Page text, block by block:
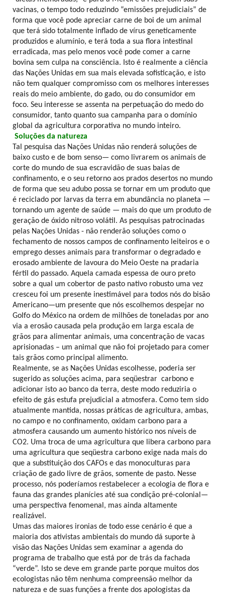
vacinas, o tempo todo reduzindo “emissões prejudiciais” de
forma que você pode apreciar carne de boi de um animal
que terá sido totalmente inflado de vírus geneticamente
produzidos e alumínio, e terá toda a sua flora intestinal
erradicada, mas pelo menos você pode comer a carne
bovina sem culpa na consciência. Isto é realmente a ciência
das Nações Unidas em sua mais elevada sofisticação, e isto
não tem qualquer compromisso com os melhores interesses
reais do meio ambiente, do gado, ou do consumidor em
foco. Seu interesse se assenta na perpetuação do medo do
consumidor, tanto quanto sua campanha para o domínio
global da agricultura corporativa no mundo inteiro.
Soluções da natureza
Tal pesquisa das Nações Unidas não renderá soluções de
baixo custo e de bom senso— como livrarem os animais de
corte do mundo de sua escravidão de suas baias de
confinamento, e o seu retorno aos prados desertos no mundo
de forma que seu adubo possa se tornar em um produto que
é reciclado por larvas da terra em abundância no planeta —
tornando um agente de saúde — mais do que um produto de
geração de óxido nitroso volátil. As pesquisas patrocinadas
pelas Nações Unidas - não renderão soluções como o
fechamento de nossos campos de confinamento leiteiros e o
emprego desses animais para transformar o degradado e
erosado ambiente de lavoura do Meio Oeste na pradaria
fértil do passado. Aquela camada espessa de ouro preto
sobre a qual um cobertor de pasto nativo robusto uma vez
cresceu foi um presente inestimável para todos nós do bisão
Americano—um presente que nós escolhemos despejar no
Golfo do México na ordem de milhões de toneladas por ano
via a erosão causada pela produção em larga escala de
grãos para alimentar animais, uma concentração de vacas
aprisionadas – um animal que não foi projetado para comer
tais grãos como principal alimento.
Realmente, se as Nações Unidas escolhesse, poderia ser
sugerido as soluções acima, para seqüestrar carbono e
adicionar isto ao banco da terra, deste modo reduziria o
efeito de gás estufa prejudicial a atmosfera. Como tem sido
atualmente mantida, nossas práticas de agricultura, ambas,
no campo e no confinamento, oxidam carbono para a
atmosfera causando um aumento histórico nos níveis de
CO2. Uma troca de uma agricultura que libera carbono para
uma agricultura que seqüestra carbono exige nada mais do
que a substituição dos CAFOs e das monoculturas para
criação de gado livre de grãos, somente de pasto. Nesse
processo, nós poderíamos restabelecer a ecologia de flora e
fauna das grandes planícies até sua condição pré-colonial—
uma perspectiva fenomenal, mas ainda altamente
realizável.
Umas das maiores ironias de todo esse cenário é que a
maioria dos ativistas ambientais do mundo dá suporte à
visão das Nações Unidas sem examinar a agenda do
programa de trabalho que está por de trás da fachada
“verde”. Isto se deve em grande parte porque muitos dos
ecologistas não têm nenhuma compreensão melhor da
natureza e de suas funções a frente dos apologistas da